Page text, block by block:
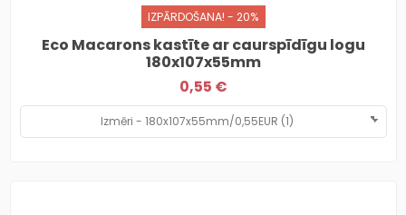
IZPĀRDOŠANA! - 20%
Eco Macarons kastīte ar caurspīdīgu logu
180x107x55mm
0,55 €